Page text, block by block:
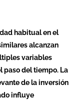
habitual en el
alcanzan
variables
paso del tiempo. La
de la inversión
influye